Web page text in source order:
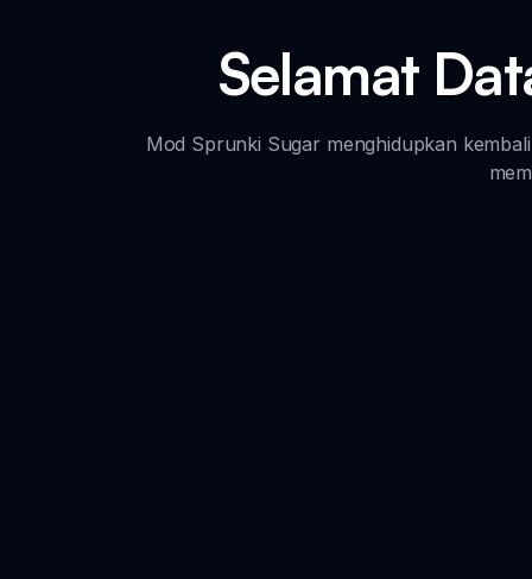
Selamat
Mod Sprunki Sugar menghidupkan